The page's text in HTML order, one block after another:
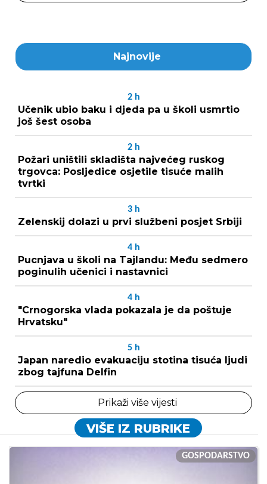
Najnovije
2 h
Učenik ubio baku i djeda pa u školi usmrtio
još šest osoba
2 h
Požari uništili skladišta najvećeg ruskog
trgovca: Posljedice osjetile tisuće malih
tvrtki
3 h
Zelenskij dolazi u prvi službeni posjet Srbiji
4 h
Pucnjava u školi na Tajlandu: Među sedmero
poginulih učenici i nastavnici
4 h
"Crnogorska vlada pokazala je da poštuje
Hrvatsku"
5 h
Japan naredio evakuaciju stotina tisuća ljudi
zbog tajfuna Delfin
Prikaži više vijesti
VIŠE IZ RUBRIKE
GOSPODARSTVO